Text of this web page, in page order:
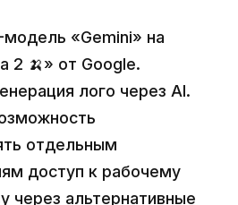
«Gemini» на
2 🍌» от Google.
лого через AI.
отдельным
доступ к рабочему
через альтернативные